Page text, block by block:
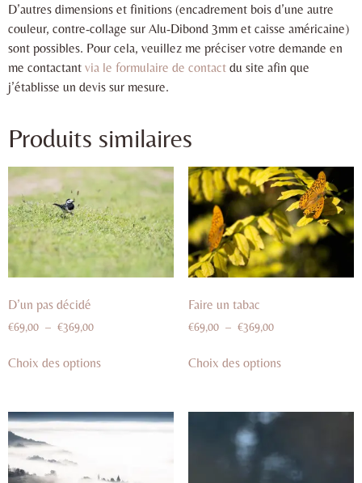
D’autres dimensions et finitions (encadrement bois d’une autre
couleur, contre-collage sur Alu-Dibond 3mm et caisse américaine)
sont possibles. Pour cela, veuillez me préciser votre demande en
me contactant via le formulaire de contact du site afin que
j’établisse un devis sur mesure.
Produits similaires
D’un pas décidé
€69,00 – €369,00
Choix des options
Faire un tabac
€69,00 – €369,00
Choix des options